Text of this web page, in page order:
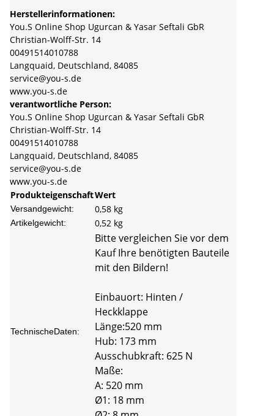
Herstellerinformationen:
You.S Online Shop Ugurcan & Yasar Seftali GbR
Christian-Wolff-Str. 14
00491514010788
Langquaid, Deutschland, 84085
service@you-s.de
www.you-s.de
verantwortliche Person:
You.S Online Shop Ugurcan & Yasar Seftali GbR
Christian-Wolff-Str. 14
00491514010788
Langquaid, Deutschland, 84085
service@you-s.de
www.you-s.de
ProdukteigenschaftWert
Versandgewicht: 0,58 kg
Artikelgewicht: 0,52 kg
TechnischeDaten:
Bitte vergleichen Sie vor dem
Kauf Ihre benötigten Bauteile
mit den Bildern!
Einbauort: Hinten /
Heckklappe
Länge:520 mm
Hub: 173 mm
Ausschubkraft: 625 N
Maße:
A: 520 mm
Ø1: 18 mm